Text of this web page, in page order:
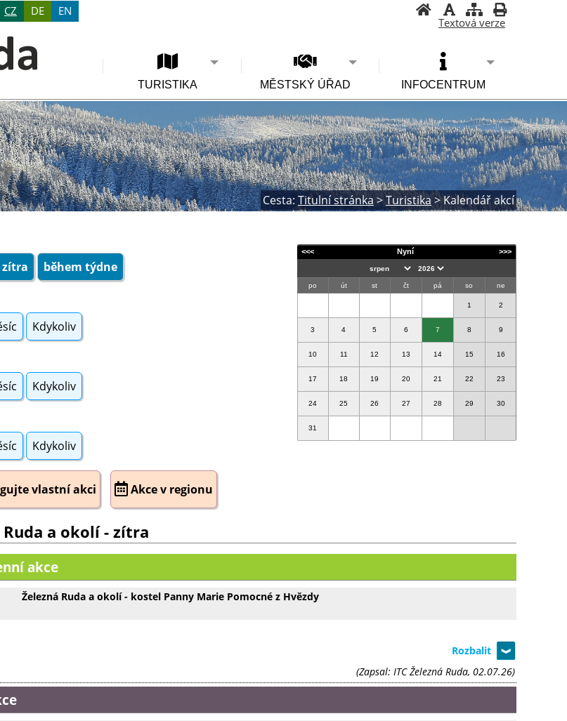
CZ DE EN
Textová verze
TURISTIKA MĚSTSKÝ ÚŘAD INFOCENTRUM
Cesta: Titulní stránka>Turistika>Kalendář akcí
<<< Nyní >>>
po út st čt pá so ne
1 2
3 4 5 6 7 8 9
10 11 12 13 14 15 16
17 18 19 20 21 22 23
24 25 26 27 28 29 30
31
zítra během týdne
Kdykoliv
Kdykoliv
Kdykoliv
vlastní akci Akce v regionu
Ruda a okolí - zítra
akce
Železná Ruda a okolí - kostel Panny Marie Pomocné z Hvězdy
(Zapsal: ITC Železná Ruda, 02.07.26)